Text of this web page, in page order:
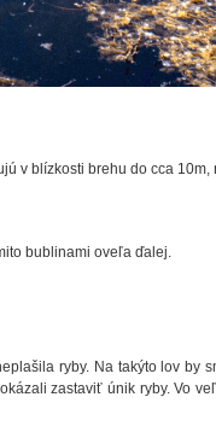
v blízkosti brehu do cca
bublinami oveľa ďalej.
ryby. Na takýto lov by
zastaviť únik ryby. Vo